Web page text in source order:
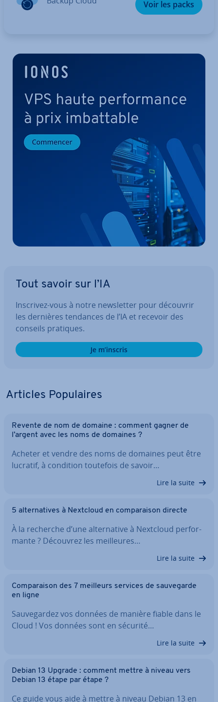
Voir les packs
Tout savoir sur l’IA
Inscrivez-vous à notre news­let­ter pour découvrir
les dernières tendances de l’IA et recevoir des
conseils pratiques.
Je m’inscris
Articles Po­pu­laires
Revente de nom de domaine : comment gagner de
l’argent avec les noms de domaines ?
Acheter et vendre des noms de domaines peut être
lucratif, à condition toutefois de savoir…
Lire la suite
5 al­ter­na­tives à Nextcloud en com­pa­rai­son directe
À la recherche d’une al­ter­na­tive à Nextcloud per­for­
mante ? Découvrez les meil­leures…
Lire la suite
Com­pa­rai­son des 7 meilleurs services de sau­ve­garde
en ligne
Sau­ve­gar­dez vos données de manière fiable dans le
Cloud ! Vos données sont en sécurité…
Lire la suite
Debian 13 Upgrade : comment mettre à niveau vers
Debian 13 étape par étape ?
Ce guide vous aide à mettre à niveau Debian 13 en